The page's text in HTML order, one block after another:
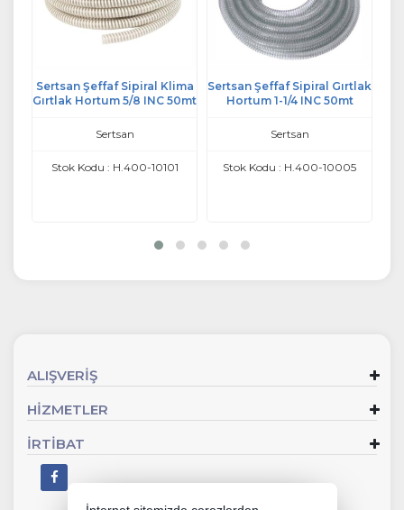
Sertsan Şeffaf Sipiral Klima
Gırtlak Hortum 5/8 INC 50mt
Sertsan
Stok Kodu : H.400-10101
Sertsan Şeffaf Sipiral Gırtlak
Hortum 1-1/4 INC 50mt
Sertsan
Stok Kodu : H.400-10005
ALIŞVERİŞ
HİZMETLER
İRTİBAT